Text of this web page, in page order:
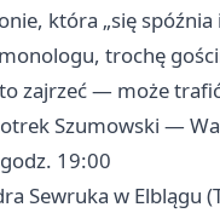
która „się
trochę
zajrzeć — może
Szumowski —
19:00
Sewruka w Elblągu